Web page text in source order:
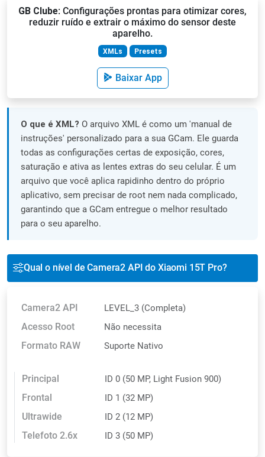
GB Clube: Configurações prontas para otimizar cores,
reduzir ruído e extrair o máximo do sensor deste
aparelho.
XMLs Presets
Baixar App
O que é XML? O arquivo XML é como um 'manual de
instruções' personalizado para a sua GCam. Ele guarda
todas as configurações certas de exposição, cores,
saturação e ativa as lentes extras do seu celular. É um
arquivo que você aplica rapidinho dentro do próprio
aplicativo, sem precisar de root nem nada complicado,
garantindo que a GCam entregue o melhor resultado
para o seu aparelho.
Qual o nível de Camera2 API do Xiaomi 15T Pro?
Camera2 API LEVEL_3 (Completa)
Acesso Root Não necessita
Formato RAW Suporte Nativo
Principal ID 0 (50 MP, Light Fusion 900)
Frontal ID 1 (32 MP)
Ultrawide ID 2 (12 MP)
Telefoto 2.6x ID 3 (50 MP)